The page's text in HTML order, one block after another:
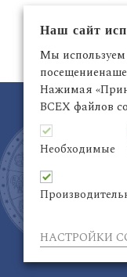
Есть ли у
Латвия,
Наш сайт
Мы
Нажимая
ВСЕХ файлов
Необходимые
НАСТРОЙКИ